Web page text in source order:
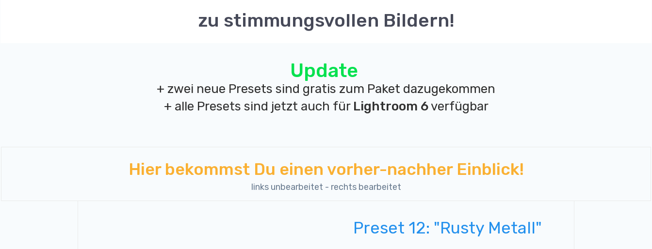
zu stimmungsvollen Bildern!
Update
+ zwei neue Presets sind gratis zum Paket dazugekommen
+ alle Presets sind jetzt auch für Lightroom 6verfügbar
Hier bekommst Du einen vorher-nachher Einblick!
links unbearbeitet - rechts bearbeitet
Preset 12: "Rusty Metall"